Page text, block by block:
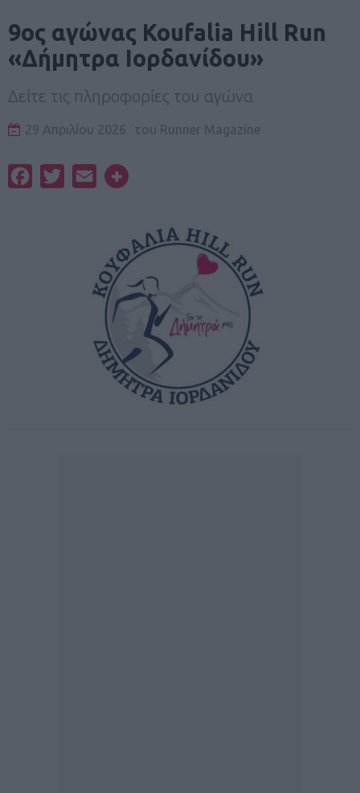
9ος αγώνας Koufalia Hill Run
«Δήμητρα Ιορδανίδου»
Δείτε τις πληροφορίες του αγώνα
29 Απριλίου 2026 του Runner Magazine
FacebookTwitterEmail